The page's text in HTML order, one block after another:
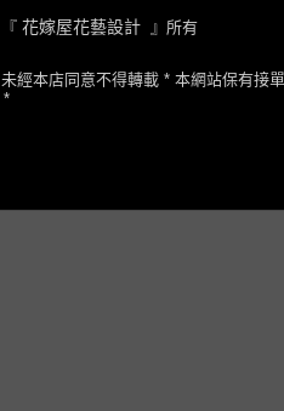
『 花嫁屋花藝設計 』所有
未經本店同意不得轉載 * 本網站保有接
*